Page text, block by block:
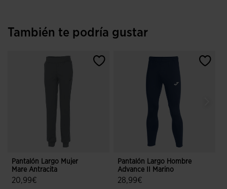
También te podría gustar
Pantalón Largo Mujer
Mare Antracita
20,99€
Pantalón Largo Hombre
Advance II Marino
28,99€